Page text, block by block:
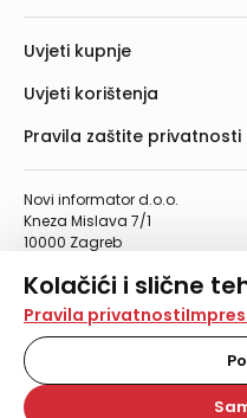
Kolačići i slične
Na našoj web stranici
tehnologije za pohranu,
vašem uređaju. Time
analiziramo promet na
oglase koji vas zanimaju.
Pravila privatnosti
Novi informator d.o.o.
Kneza Mislava 7/1
10000 Zagreb
Telefaks: 01/4612-553
info@informator.hr
PRATITE NAS:
Uvjeti kupnje
Uvjeti korištenja
Pravila zaštite privatnosti